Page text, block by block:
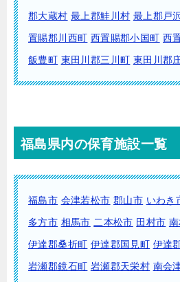
郡大蔵村 最上郡鮭川村 最上郡戸
置賜郡川西町 西置賜郡小国町 西
飯豊町 東田川郡三川町 東田川郡
福島県内の保育施設一覧
福島市 会津若松市 郡山市 いわき
多方市 相馬市 二本松市 田村市
伊達郡桑折町 伊達郡国見町 伊達
岩瀬郡鏡石町 岩瀬郡天栄村 南会